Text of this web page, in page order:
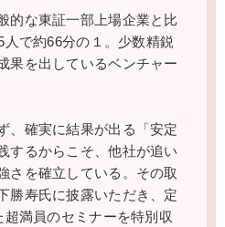
的な東証一部上場企業と比
で約66分の１。少数精鋭
果を出しているベンチャー
、確実に結果が出る「安定
するからこそ、他社が追い
さを確立している。その取
勝寿氏に披露いただき、定
超満員のセミナーを特別収